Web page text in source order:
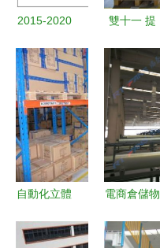
2015-2020
筑業發展分
析 總產
值、企業概
況與房屋建
筑施工竣工
趨勢及物流
設備影響
雙十一 提
島倉儲物流
提前吹響
集結號
自動化立體
與倉儲自動
電商倉儲物
瑞泰風扇機